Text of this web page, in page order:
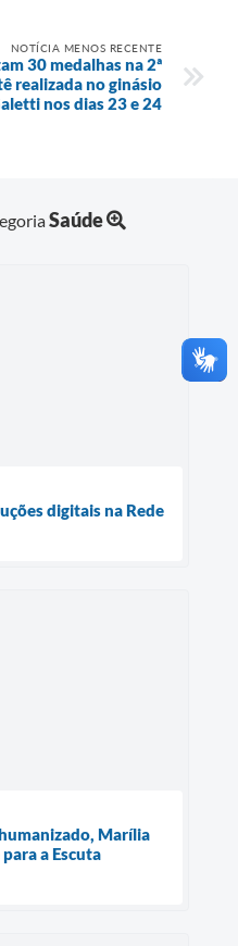
NOTÍCIA MENOS RECENTE
30 medalhas na 2ª
realizada no ginásio
nos dias 23 e 24
Saúde
digitais na Rede
Marília
a Escuta